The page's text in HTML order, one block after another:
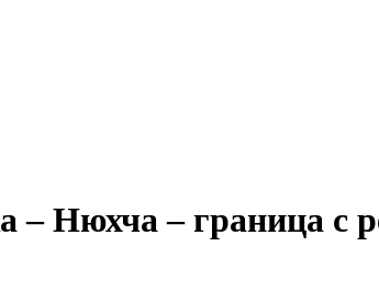
– Нюхча – граница с